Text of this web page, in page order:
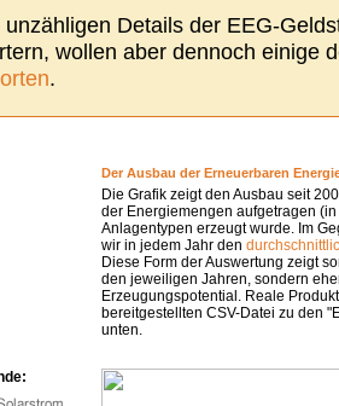
Details der EEG-
wollen aber dennoch einige
.
Der Ausbau der Erneuerbaren
Die Grafik zeigt den Ausbau seit
der Energiemengen aufgetragen
Anlagentypen erzeugt wurde. Im
wir in jedem Jahr den
Diese Form der Auswertung zeigt
den jeweiligen Jahren, sondern
Erzeugungspotential. Reale
bereitgestellten CSV-Datei zu den
unten.